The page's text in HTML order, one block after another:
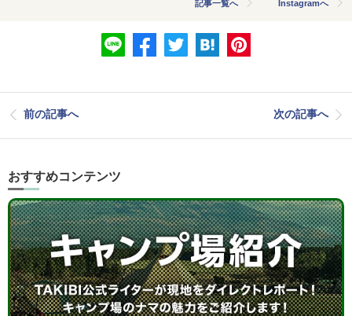
記事一覧へ Instagramへ
前の記事へ 次の記事へ
おすすめコンテンツ